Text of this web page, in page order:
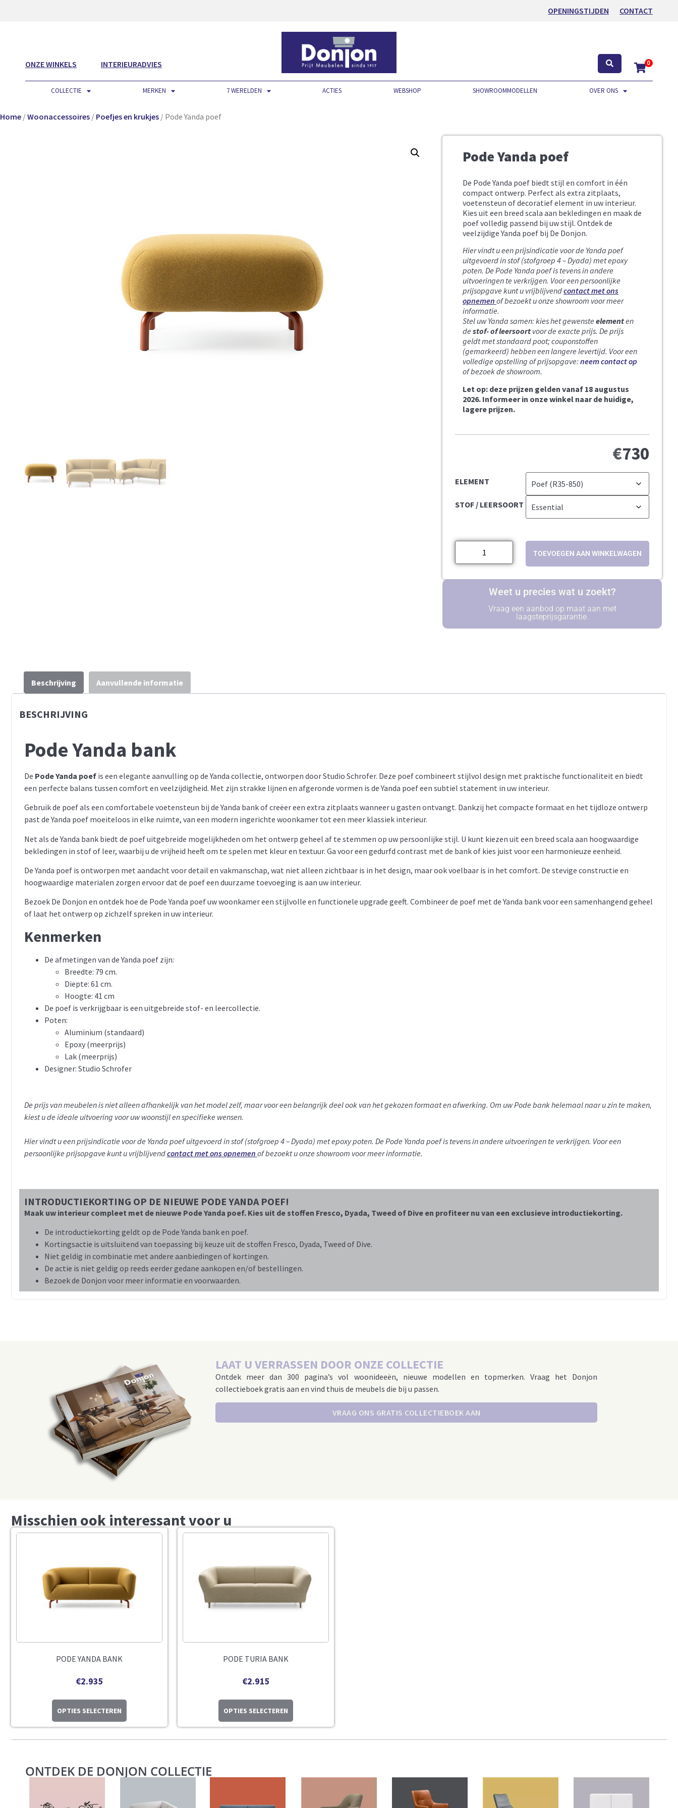
OPENINGSTIJDEN CONTACT
ONZE WINKELS INTERIEURADVIES 0
COLLECTIE MERKEN 7 WERELDEN ACTIES WEBSHOP SHOWROOMMODELLEN OVER ONS
Home /Woonaccessoires / Poefjes en krukjes / Pode Yanda poef
Pode Yanda poef
De Pode Yanda poef biedt stijl en comfort in één
compact ontwerp. Perfect als extra zitplaats,
voetensteun of decoratief element in uw interieur.
Kies uit een breed scala aan bekledingen en maak de
poef volledig passend bij uw stijl. Ontdek de
veelzijdige Yanda poef bij De Donjon.
Hier vindt u een prijsindicatie voor de Yanda poef
uitgevoerd in stof (stofgroep 4 – Dyada) met epoxy
poten. De Pode Yanda poef is tevens in andere
uitvoeringen te verkrijgen. Voor een persoonlijke
prijsopgave kunt u vrijblijvendcontact met ons
opnemen of bezoekt u onze showroom voor meer
informatie.
Stel uw Yanda samen: kies het gewenste elementen
de stof- of leersoort voor de exacte prijs. De prijs
geldt met standaard poot; couponstoffen
(gemarkeerd) hebben een langere levertijd. Voor een
volledige opstelling of prijsopgave: neem contact op
of bezoek de showroom.
Let op: deze prijzen gelden vanaf 18 augustus
2026. Informeer in onze winkel naar de huidige,
lagere prijzen.
€730
ELEMENT
STOF / LEERSOORT
TOEVOEGEN AAN WINKELWAGEN
Weet u precies wat u zoekt?
Vraag een aanbod op maat aan met
laagsteprijsgarantie.
Beschrijving Aanvullende informatie
BESCHRIJVING
Pode Yanda bank
De Pode Yanda poef is een elegante aanvulling op de Yanda collectie, ontworpen door Studio Schrofer. Deze poef combineert stijlvol design met praktische functionaliteit en biedt
een perfecte balans tussen comfort en veelzijdigheid. Met zijn strakke lijnen en afgeronde vormen is de Yanda poef een subtiel statement in uw interieur.
Gebruik de poef als een comfortabele voetensteun bij de Yanda bank of creëer een extra zitplaats wanneer u gasten ontvangt. Dankzij het compacte formaat en het tijdloze ontwerp
past de Yanda poef moeiteloos in elke ruimte, van een modern ingerichte woonkamer tot een meer klassiek interieur.
Net als de Yanda bank biedt de poef uitgebreide mogelijkheden om het ontwerp geheel af te stemmen op uw persoonlijke stijl. U kunt kiezen uit een breed scala aan hoogwaardige
bekledingen in stof of leer, waarbij u de vrijheid heeft om te spelen met kleur en textuur. Ga voor een gedurfd contrast met de bank of kies juist voor een harmonieuze eenheid.
De Yanda poef is ontworpen met aandacht voor detail en vakmanschap, wat niet alleen zichtbaar is in het design, maar ook voelbaar is in het comfort. De stevige constructie en
hoogwaardige materialen zorgen ervoor dat de poef een duurzame toevoeging is aan uw interieur.
Bezoek De Donjon en ontdek hoe de Pode Yanda poef uw woonkamer een stijlvolle en functionele upgrade geeft. Combineer de poef met de Yanda bank voor een samenhangend geheel
of laat het ontwerp op zichzelf spreken in uw interieur.
Kenmerken
De afmetingen van de Yanda poef zijn:
Breedte: 79 cm.
Diepte: 61 cm.
Hoogte: 41 cm
De poef is verkrijgbaar is een uitgebreide stof- en leercollectie.
Poten:
Aluminium (standaard)
Epoxy (meerprijs)
Lak (meerprijs)
Designer: Studio Schrofer
De prijs van meubelen is niet alleen afhankelijk van het model zelf, maar voor een belangrijk deel ook van het gekozen formaat en afwerking. Om uw Pode bank helemaal naar u zin te maken,
kiest u de ideale uitvoering voor uw woonstijl en specifieke wensen.
Hier vindt u een prijsindicatie voor de Yanda poef uitgevoerd in stof (stofgroep 4 – Dyada) met epoxy poten. De Pode Yanda poef is tevens in andere uitvoeringen te verkrijgen. Voor een
persoonlijke prijsopgave kunt u vrijblijvendcontact met ons opnemen of bezoekt u onze showroom voor meer informatie.
INTRODUCTIEKORTING OP DE NIEUWE PODE YANDA POEF!
Maak uw interieur compleet met de nieuwe Pode Yanda poef. Kies uit de stoffen Fresco, Dyada, Tweed of Dive en profiteer nu van een exclusieve introductiekorting.
De introductiekorting geldt op de Pode Yanda bank en poef.
Kortingsactie is uitsluitend van toepassing bij keuze uit de stoffen Fresco, Dyada, Tweed of Dive.
Niet geldig in combinatie met andere aanbiedingen of kortingen.
De actie is niet geldig op reeds eerder gedane aankopen en/of bestellingen.
Bezoek de Donjon voor meer informatie en voorwaarden.
LAAT U VERRASSEN DOOR ONZE COLLECTIE
Ontdek meer dan 300 pagina’s vol woonideeën, nieuwe modellen en topmerken. Vraag het Donjon
collectieboek gratis aan en vind thuis de meubels die bij u passen.
VRAAG ONS GRATIS COLLECTIEBOEK AAN
Misschien ook interessant voor u
PODE YANDA BANK
€2.935
OPTIES SELECTEREN
PODE TURIA BANK
€2.915
OPTIES SELECTEREN
ONTDEK DE DONJON COLLECTIE